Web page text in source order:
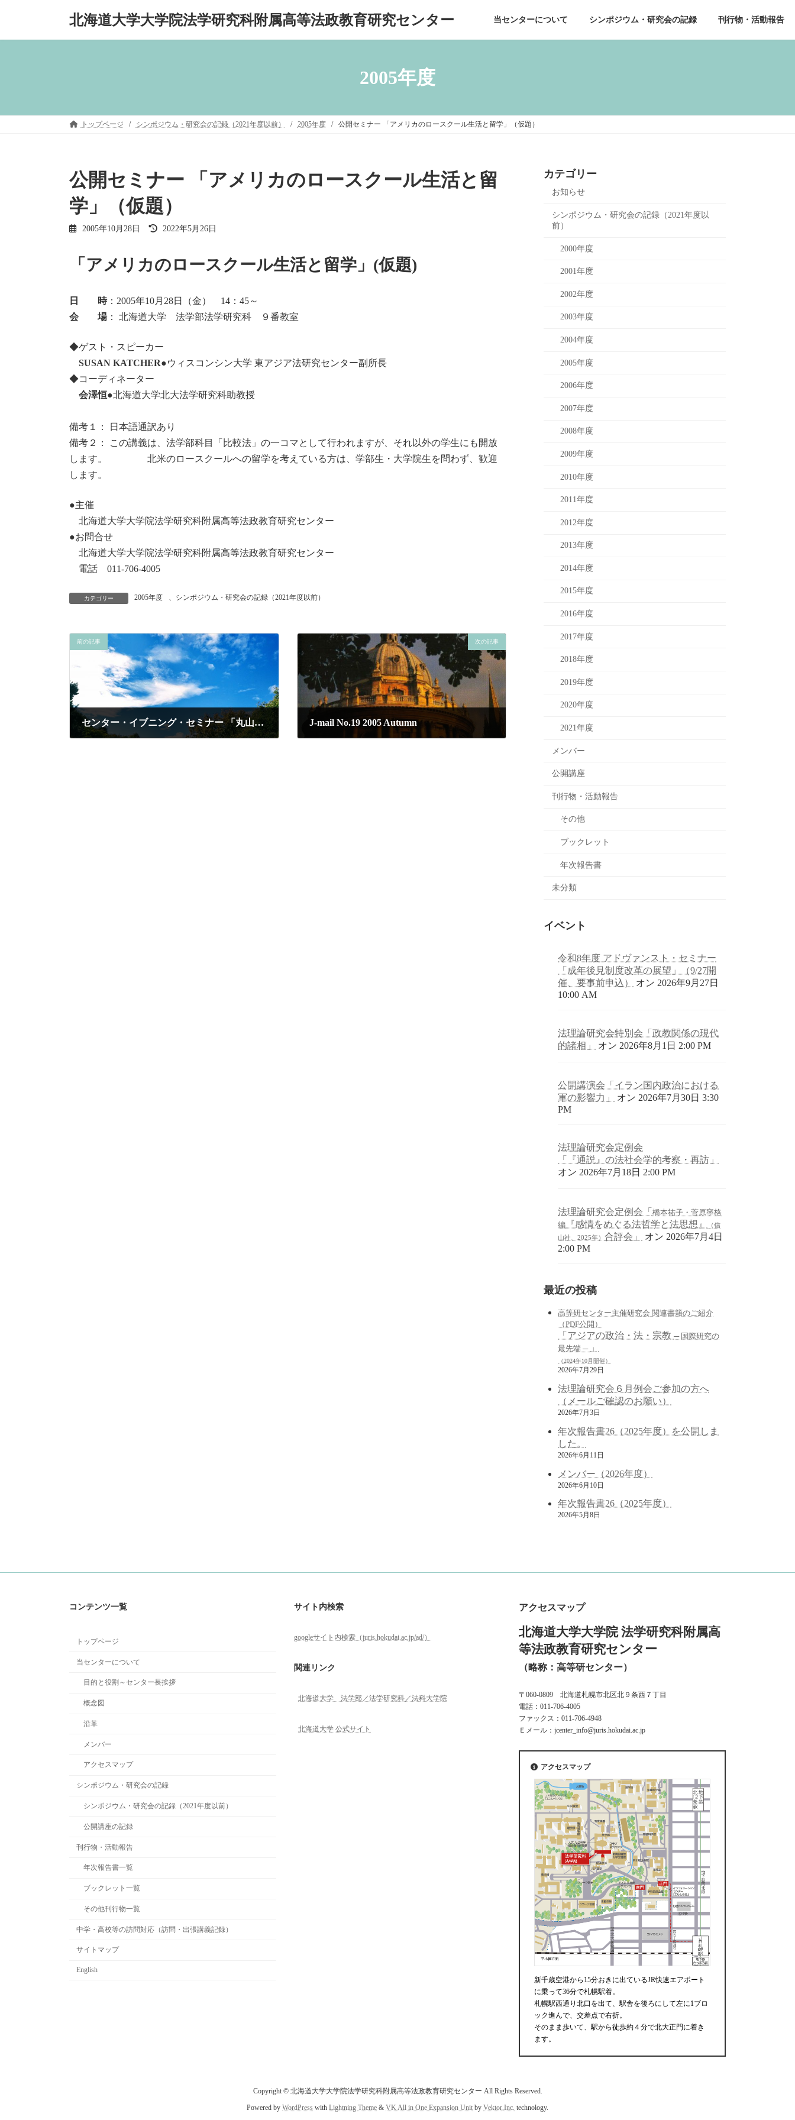
ン
プ
ー
動
北海道大学大学院法学研究科附属高等法政教育研究センター 当センターについて シンポジウム・研究会の記録 刊行物・活動報告
2005年度
トップページ シンポジウム・研究会の記録（2021年度以前） 2005年度 公開セミナー 「アメリカのロースクール生活と留学」（仮題）
公開セミナー 「アメリカのロースクール生活と留
学」（仮題）
2005年10月28日
最
新
日
2022年5月26日
「アメリカのロースクール生活と留学」(仮題)
日 時：2005年10月28日（金） 14：45～
会 場： 北海道大学 法学部法学研究科 ９番教室
◆ゲスト・スピーカー
SUSAN KATCHER●ウィスコンシン大学 東アジア法研究センター副所長
◆コーディネーター
会澤恒●北海道大学北大法学研究科助教授
備考１： 日本語通訳あり
備考２： この講義は、法学部科目「比較法」の一コマとして行われますが、それ以外の学生にも開放
します。 北米のロースクールへの留学を考えている方は、学部生・大学院生を問わず、歓迎
します。
●主催
北海道大学大学院法学研究科附属高等法政教育研究センター
●お問合せ
北海道大学大学院法学研究科附属高等法政教育研究センター
電話 011-706-4005
カテゴリー 2005年度 シンポジウム・研究会の記録（2021年度以前）
前の記事
センター・イブニング・セミナー 「丸山真男と市民論―「忠誠と反逆」を中心に―」
次の記事
J-mail No.19 2005 Autumn
カテゴリー
お知らせ
シンポジウム・研究会の記録（2021年度以
前）
2000年度
2001年度
2002年度
2003年度
2004年度
2005年度
2006年度
2007年度
2008年度
2009年度
2010年度
2011年度
2012年度
2013年度
2014年度
2015年度
2016年度
2017年度
2018年度
2019年度
2020年度
2021年度
メンバー
公開講座
刊行物・活動報告
その他
ブックレット
年次報告書
未分類
イベント
令和8年度 アドヴァンスト・セミナー
「成年後見制度改革の展望」（9/27開
催、要事前申込）
オン 2026年9月27日
10:00 AM
法理論研究会特別会「政教関係の現代
的諸相」
オン 2026年8月1日 2:00 PM
公開講演会「イラン国内政治における
軍の影響力」
オン 2026年7月30日 3:30
PM
法理論研究会定例会
「『通説』の法社会学的考察・再訪」
オン 2026年7月18日 2:00 PM
法理論研究会定例会「橋本祐子・菅原寧格
編
『感情をめぐる法哲学と法思想』
（信
山社、2025年）合評会」
オン 2026年7月4日
2:00 PM
最近の投稿
高等研センター主催研究会 関連書籍のご紹介
（PDF公開）
「アジアの政治・法・宗教─ 国際研究の
最先端 ─ 」
（2024年10月開催）
2026年7月29日
法理論研究会６月例会ご参加の方へ
（メールご確認のお願い）
2026年7月3日
年次報告書26（2025年度）を公開しま
した。
2026年6月11日
メンバー（2026年度）
2026年6月10日
年次報告書26（2025年度）
2026年5月8日
コンテンツ一覧
トップページ
当センターについて
目的と役割～センター長挨拶
概念図
沿革
メンバー
アクセスマップ
シンポジウム・研究会の記録
シンポジウム・研究会の記録（2021年度以前）
公開講座の記録
刊行物・活動報告
年次報告書一覧
ブックレット一覧
その他刊行物一覧
中学・高校等の訪問対応（訪問・出張講義記録）
サイトマップ
English
サイト内検索
googleサイト内検索（juris.hokudai.ac.jp/ad/）
関連リンク
北海道大学 法学部／法学研究科／法科大学院
北海道大学 公式サイト
アクセスマップ
北海道大学大学院 法学研究科附属高
等法政教育研究センター
（略称：高等研センター）
〒060-0809 北海道札幌市北区北９条西７丁目
電話：011-706-4005
ファックス：011-706-4948
Ｅメール：jcenter_info@juris.hokudai.ac.jp
アクセスマップ
新千歳空港から15分おきに出ているJR快速エアポート
に乗って36分で札幌駅着。
札幌駅西通り北口を出て、駅舎を後ろにして左に1ブロ
ック進んで、交差点で右折。
そのまま歩いて、駅から徒歩約４分で北大正門に着き
ます。
Copyright © 北海道大学大学院法学研究科附属高等法政教育研究センター All Rights Reserved.
Powered by WordPress with Lightning Theme & VK All in One Expansion Unit by Vektor,Inc. technology.